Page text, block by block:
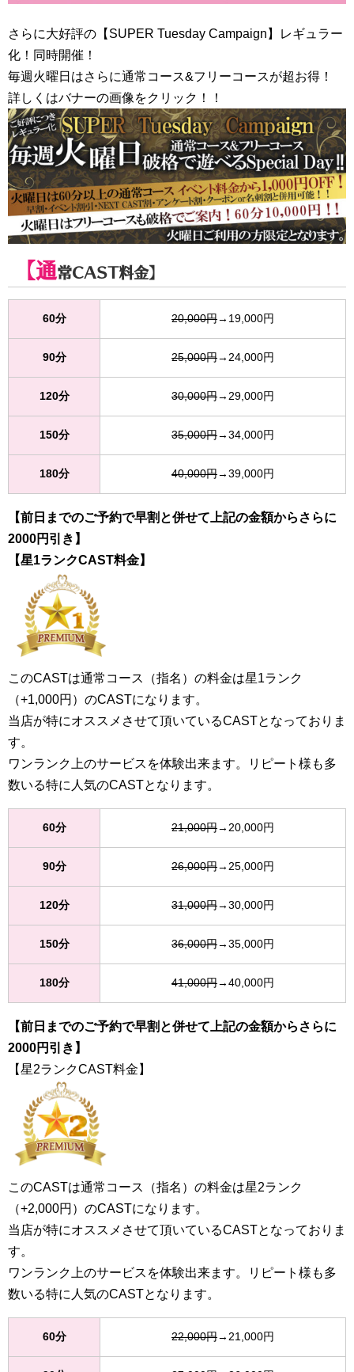
さらに大好評の【SUPER Tuesday Campaign】レギュラー
化！同時開催！
毎週火曜日はさらに通常コース&フリーコースが超お得！
詳しくはバナーの画像をクリック！！
【通常CAST料金】
60分 20,000円→19,000円
90分 25,000円→24,000円
120分 30,000円→29,000円
150分 35,000円→34,000円
180分 40,000円→39,000円
【前日までのご予約で早割と併せて上記の金額からさらに
2000円引き】
【星1ランクCAST料金】
このCASTは通常コース（指名）の料金は星1ランク
（+1,000円）のCASTになります。
当店が特にオススメさせて頂いているCASTとなっておりま
す。
ワンランク上のサービスを体験出来ます。リピート様も多
数いる特に人気のCASTとなります。
60分 21,000円→20,000円
90分 26,000円→25,000円
120分 31,000円→30,000円
150分 36,000円→35,000円
180分 41,000円→40,000円
【前日までのご予約で早割と併せて上記の金額からさらに
2000円引き】
【星2ランクCAST料金】
このCASTは通常コース（指名）の料金は星2ランク
（+2,000円）のCASTになります。
当店が特にオススメさせて頂いているCASTとなっておりま
す。
ワンランク上のサービスを体験出来ます。リピート様も多
数いる特に人気のCASTとなります。
60分 22,000円→21,000円